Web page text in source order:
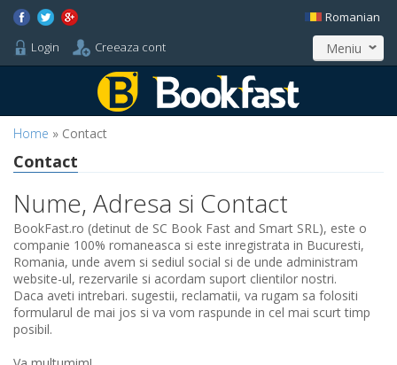
Login Creeaza cont
Romanian
Meniu
Home » Contact
Contact
Nume, Adresa si Contact
BookFast.ro (detinut de SC Book Fast and Smart SRL), este o
companie 100% romaneasca si este inregistrata in Bucuresti,
Romania, unde avem si sediul social si de unde administram
website-ul, rezervarile si acordam suport clientilor nostri.
Daca aveti intrebari. sugestii, reclamatii, va rugam sa folositi
formularul de mai jos si va vom raspunde in cel mai scurt timp
posibil.